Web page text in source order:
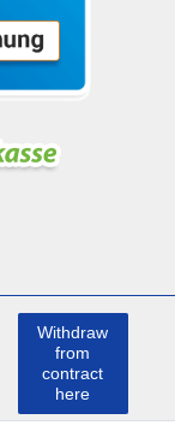
Withdraw
from
contract
here